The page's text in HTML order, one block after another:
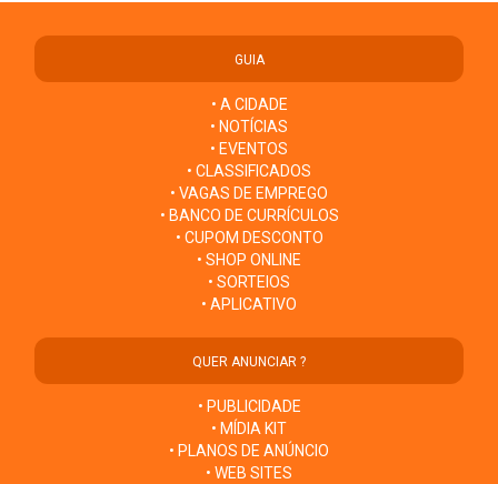
GUIA
• A CIDADE
• NOTÍCIAS
• EVENTOS
• CLASSIFICADOS
• VAGAS DE EMPREGO
• BANCO DE CURRÍCULOS
• CUPOM DESCONTO
• SHOP ONLINE
• SORTEIOS
• APLICATIVO
QUER ANUNCIAR ?
• PUBLICIDADE
• MÍDIA KIT
• PLANOS DE ANÚNCIO
• WEB SITES